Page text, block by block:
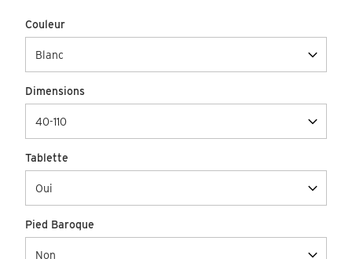
Couleur
Dimensions
Tablette
Pied Baroque